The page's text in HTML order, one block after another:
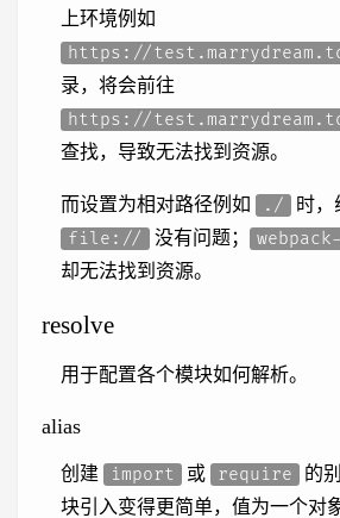
上环境例如
https://
录，将会前往
https://
查找，导致无法找到资源。
而设置为相对路径例如 ./
时，
file://
没有问题；
却无法找到资源。
resolve
用于配置各个模块如何解析。
alias
创建 import 或 require
的
块引入变得更简单，值为一个对